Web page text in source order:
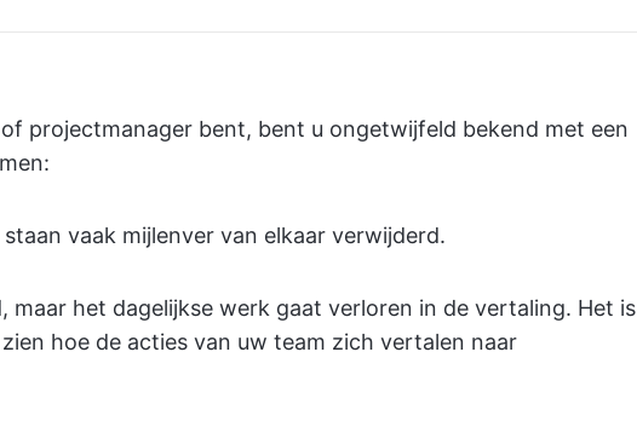
projectmanager bent, bent u ongetwijfeld bekend met een
vaak mijlenver van elkaar verwijderd.
maar het dagelijkse werk gaat verloren in de vertaling. Het is
hoe de acties van uw team zich vertalen naar